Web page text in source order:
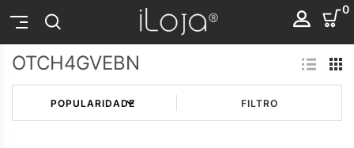
0
OTCH4GVEBN
FILTRO